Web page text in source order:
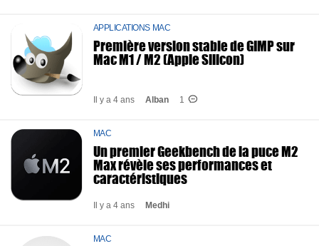
APPLICATIONS MAC
Première version stable de GIMP sur
Mac M1 / M2 (Apple Silicon)
Il y a 4 ans Alban 1
MAC
Un premier Geekbench de la puce M2
Max révèle ses performances et
caractéristiques
Il y a 4 ans Medhi
MAC